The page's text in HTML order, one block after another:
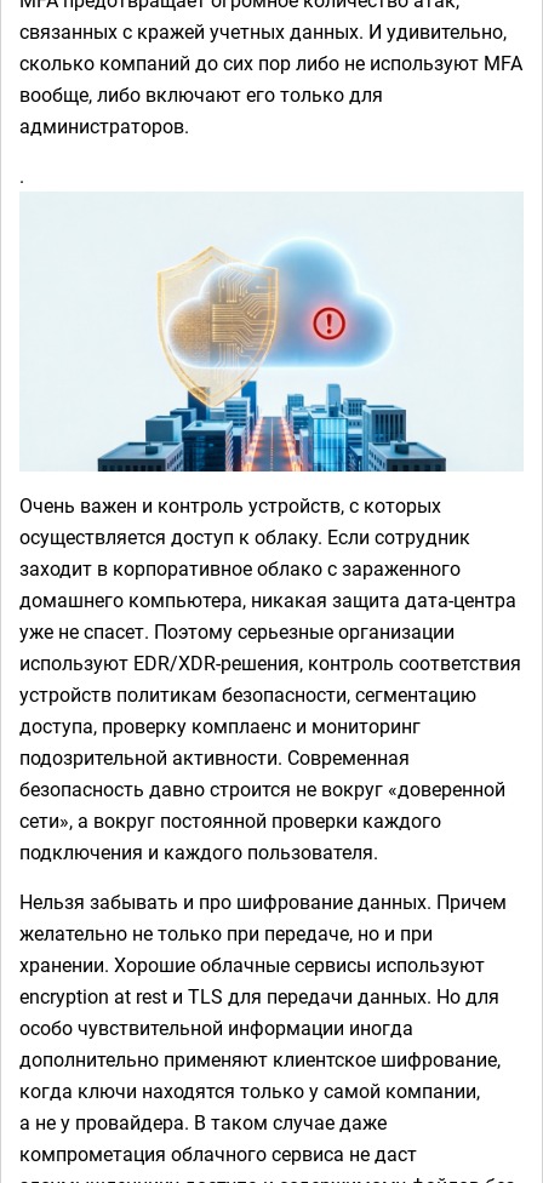
связанных с кражей учетных данных. И удивительно,
сколько компаний до сих пор либо не используют MFA
вообще, либо включают его только для
администраторов.
.
Очень важен и контроль устройств, с которых
осуществляется доступ к облаку. Если сотрудник
заходит в корпоративное облако с зараженного
домашнего компьютера, никакая защита дата-центра
уже не спасет. Поэтому серьезные организации
используют EDR/XDR-решения, контроль соответствия
устройств политикам безопасности, сегментацию
доступа, проверку комплаенс и мониторинг
подозрительной активности. Современная
безопасность давно строится не вокруг «доверенной
сети», а вокруг постоянной проверки каждого
подключения и каждого пользователя.
Нельзя забывать и про шифрование данных. Причем
желательно не только при передаче, но и при
хранении. Хорошие облачные сервисы используют
encryption at rest и TLS для передачи данных. Но для
особо чувствительной информации иногда
дополнительно применяют клиентское шифрование,
когда ключи находятся только у самой компании,
а не у провайдера. В таком случае даже
компрометация облачного сервиса не даст